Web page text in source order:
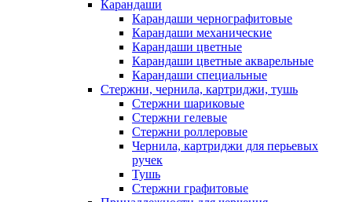
Карандаши
Карандаши чернографитовые
Карандаши механические
Карандаши цветные
Карандаши цветные акварельные
Карандаши специальные
Стержни, чернила, картриджи, тушь
Стержни шариковые
Стержни гелевые
Стержни роллеровые
Чернила, картриджи для перьевых
ручек
Тушь
Стержни графитовые